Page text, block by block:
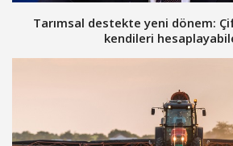
Tarımsal destekte yeni dönem:
kendileri